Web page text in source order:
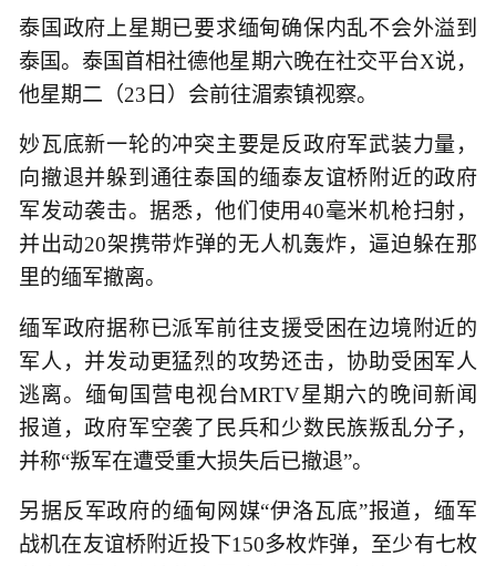
泰国政府上星期已要求缅甸确保内乱不会外溢到
泰国。泰国首相社德他星期六晚在社交平台X说，
他星期二（23日）会前往湄索镇视察。
妙瓦底新一轮的冲突主要是反政府军武装力量，
向撤退并躲到通往泰国的缅泰友谊桥附近的政府
军发动袭击。据悉，他们使用40毫米机枪扫射，
并出动20架携带炸弹的无人机轰炸，逼迫躲在那
里的缅军撤离。
缅军政府据称已派军前往支援受困在边境附近的
军人，并发动更猛烈的攻势还击，协助受困军人
逃离。缅甸国营电视台MRTV星期六的晚间新闻
报道，政府军空袭了民兵和少数民族叛乱分子，
并称“叛军在遭受重大损失后已撤退”。
另据反军政府的缅甸网媒“伊洛瓦底”报道，缅军
战机在友谊桥附近投下150多枚炸弹，至少有七枚